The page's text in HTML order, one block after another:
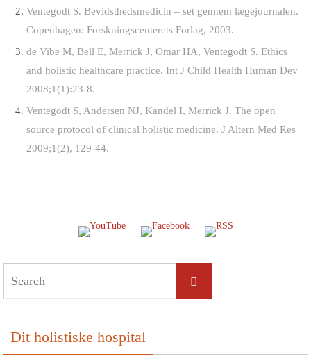
Ventegodt S. Bevidsthedsmedicin – set gennem lægejournalen.
Copenhagen: Forskningscenterets Forlag, 2003.
de Vibe M, Bell E, Merrick J, Omar HA, Ventegodt S. Ethics
and holistic healthcare practice. Int J Child Health Human Dev
2008;1(1):23-8.
Ventegodt S, Andersen NJ, Kandel I, Merrick J. The open
source protocol of clinical holistic medicine. J Altern Med Res
2009;1(2), 129-44.
Search
Dit holistiske hospital